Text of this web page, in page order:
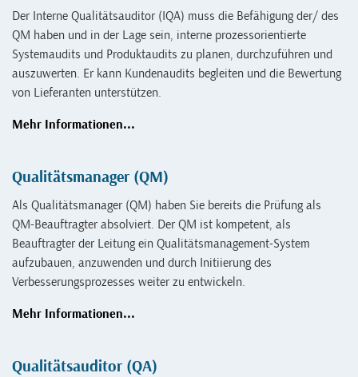
Der Interne Qualitätsauditor (IQA) muss die Befähigung der/ des
QM haben und in der Lage sein, interne prozessorientierte
Systemaudits und Produktaudits zu planen, durchzuführen und
auszuwerten. Er kann Kundenaudits begleiten und die Bewertung
von Lieferanten unterstützen.
Mehr Informationen...
Qualitätsmanager (QM)
Als Qualitätsmanager (QM) haben Sie bereits die Prüfung als
QM-Beauftragter absolviert. Der QM ist kompetent, als
Beauftragter der Leitung ein Qualitätsmanagement-System
aufzubauen, anzuwenden und durch Initiierung des
Verbesserungsprozesses weiter zu entwickeln.
Mehr Informationen...
Qualitätsauditor (QA)